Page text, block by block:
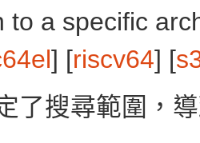
to a specific
] [riscv64] [
了搜尋範圍，